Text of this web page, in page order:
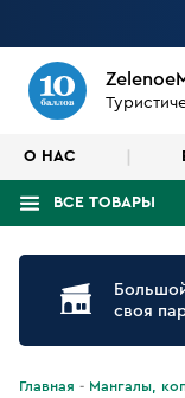
О НАС
ВСЕ ТОВАРЫ
Что будем искать?
своя
Главная Мангалы,